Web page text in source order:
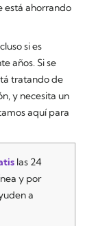
está ahorrando
si es
años. Si se
tratando de
y necesita un
aquí para
las 24
y por
a